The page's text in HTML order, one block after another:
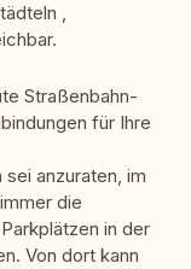
,
Straßenbahn-
für Ihre
anzuraten, im
die
in der
Von dort kann